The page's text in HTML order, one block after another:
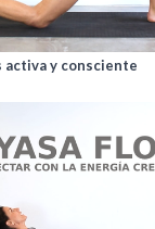
activa y consciente